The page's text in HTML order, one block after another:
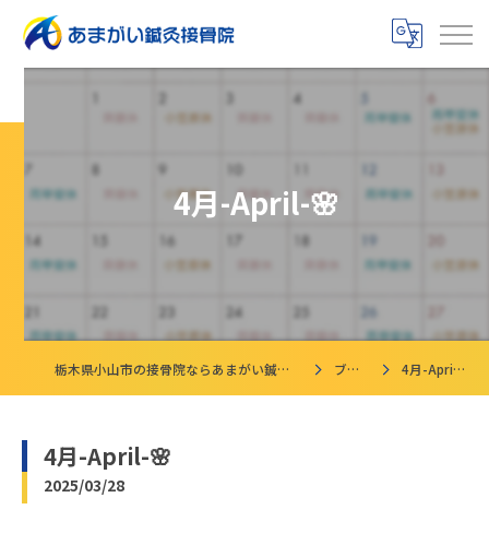
4月-April-🌸
栃木県小山市の接骨院ならあまがい鍼灸接骨院 ブログ 4月-April-🌸
4月-April-🌸
2025/03/28